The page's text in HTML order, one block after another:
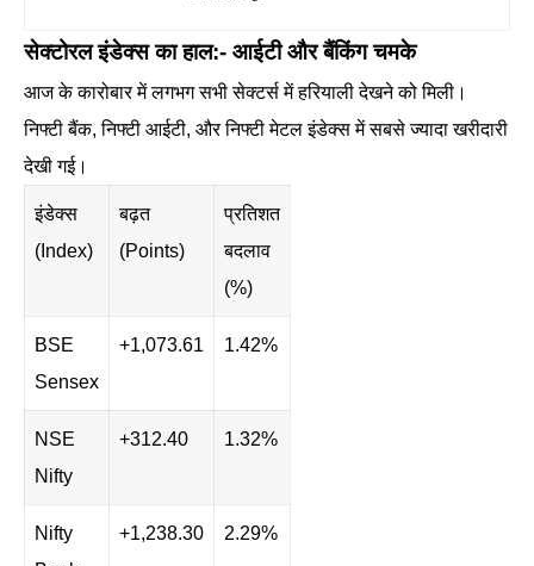
सेक्टोरल इंडेक्स का हाल:- आईटी और बैंकिंग चमके
आज के कारोबार में लगभग सभी सेक्टर्स में हरियाली देखने को मिली।
निफ्टी बैंक, निफ्टी आईटी, और निफ्टी मेटल इंडेक्स में सबसे ज्यादा खरीदारी
देखी गई।
इंडेक्स
(Index)
बढ़त
(Points)
प्रतिशत
बदलाव
(%)
BSE
Sensex
+1,073.61 1.42%
NSE
Nifty
+312.40 1.32%
Nifty
+1,238.30 2.29%